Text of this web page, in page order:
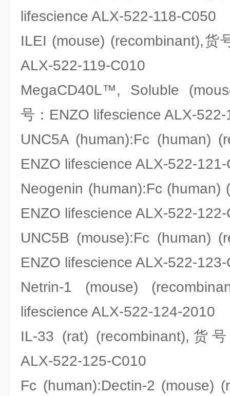
lifescience ALX-522-118-C050
ILEI (mouse) (recombinant),货
ALX-522-119-C010
MegaCD40L™, Soluble
号：ENZO lifescience ALX-
UNC5A (human):Fc (human)
ENZO lifescience ALX-522-
Neogenin (human):Fc (human)
ENZO lifescience ALX-522-
UNC5B (mouse):Fc (human)
ENZO lifescience ALX-522-
Netrin-1 (mouse)
lifescience ALX-522-124-2010
IL-33 (rat) (recombinant),货
ALX-522-125-C010
Fc (human):Dectin-2 (mouse)